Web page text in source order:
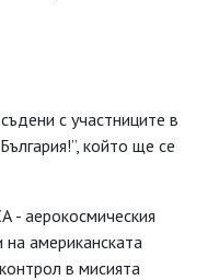
с участниците в
който ще се
- аерокосмическия
американската
в мисията